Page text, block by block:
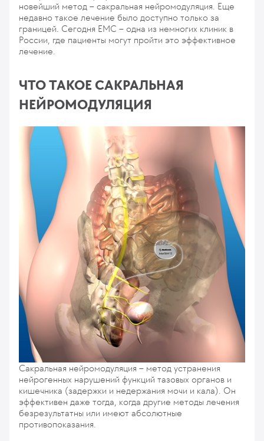
новейший метод – сакральная нейромодуляция. Еще
недавно такое лечение было доступно только за
границей. Сегодня ЕМС – одна из немногих клиник в
России, где пациенты могут пройти это эффективное
лечение.
ЧТО ТАКОЕ САКРАЛЬНАЯ
НЕЙРОМОДУЛЯЦИЯ
Сакральная нейромодуляция – метод устранения
нейрогенных нарушений функций тазовых органов и
кишечника (задержки и недержания мочи и кала). Он
эффективен даже тогда, когда другие методы лечения
безрезультатны или имеют абсолютные
противопоказания.